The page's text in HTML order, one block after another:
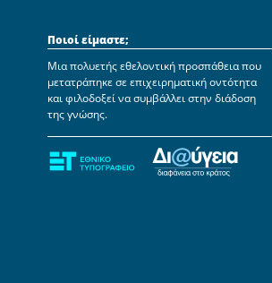
Ποιοί είμαστε;
Μια πολυετής εθελοντική προσπάθεια που
μετατράπηκε σε επιχειρηματική οντότητα
και φιλοδοξεί να συμβάλλει στην διάδοση
της γνώσης.